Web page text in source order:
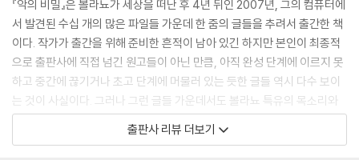
소리를 들으면서 이 새가 새장 안에 있는 새일지 아니면 야생에 사는 새인
지 궁금해할 것이고, 차갑지도 뜨겁지도 않으며 라벤더와 오렌지 꽃 향이
나는 완벽한 미풍이 목과 얼굴에 스치는 것을 느낄 것이고, 그 순간 세미나
가 있다는 사실을 떠올리고 시계를 확인하지만 시계는 멈추어 있을 것이
다.
---「미로」중에서
극단적인 주관성을 추구하는 자아의 문학은 물론 당연히 있어야 합니다.
『악의 비밀』은 볼라뇨가 세상을 떠난 후 4년 뒤인 2007년, 그의 컴퓨터에
서 발견된 수십 개의 많은 파일들 가운데 한 줌의 글들을 추려서 출간한 책
이다. 작가가 출간을 위해 준비한 흔적이 남아 있긴 하지만 본인이 최종적
으로 출판사에 직접 넘긴 원고들이 아닌 만큼, 아직 완성 단계에 이르지 못
하고 중간에 끊기거나 초고 단계에 머물러 있는 듯한 글들 역시 다수 보이
는 것이 사실이다. 그러나 그런 글들 가운데서도 볼라뇨 특유의 목소리와
개성은 생생하게 전해진다. 아르헨티나 시인이자 볼라뇨의 막역한 친구인
로드리고 프레산은 『악의 비밀』을 두고 [베스트 앨범은 아니라 해도, 아티
출판사 리뷰 더보기